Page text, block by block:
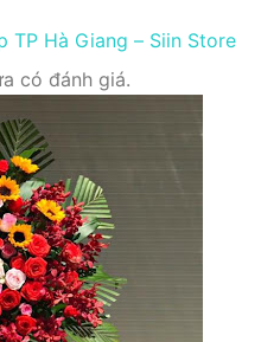
TP Hà Giang – Siin Store
có đánh giá.